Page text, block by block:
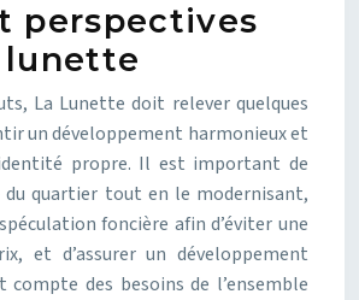
perspectives
lunette
La Lunette doit relever quelques
un développement harmonieux et
propre. Il est important de
du quartier tout en le modernisant,
foncière afin d’éviter une
et d’assurer un développement
des besoins de l’ensemble